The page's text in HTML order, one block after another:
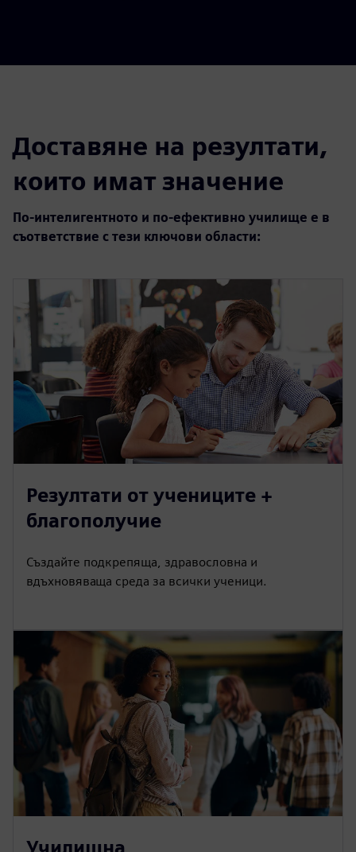
Доставяне на резултати,
които имат значение
По-интелигентното и по-ефективно училище е в
съответствие с тези ключови области:
Резултати от учениците +
благополучие
Създайте подкрепяща, здравословна и
вдъхновяваща среда за всички ученици.